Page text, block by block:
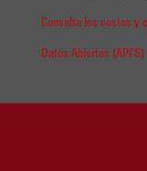
Consulta los costos y
Datos Abiertos (API’S)